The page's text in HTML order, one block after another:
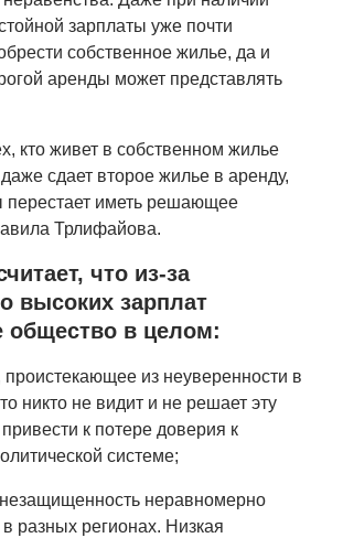
зарплаты уже почти
собственное жилье, да и
аренды может представлять
кто живет в собственном жилье
сдает второе жилье в аренду,
перестает иметь решающее
Трлифайова.
что из-за
высоких зарплат
общество в целом:
проистекающее из неуверенности в
никто не видит и не решает эту
к потере доверия к
системе;
неравномерно
разных регионах. Низкая